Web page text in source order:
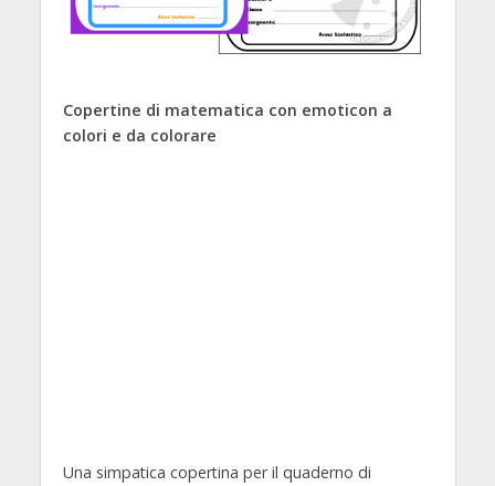
Copertine di matematica con emoticon a
colori e da colorare
Una simpatica copertina per il quaderno di